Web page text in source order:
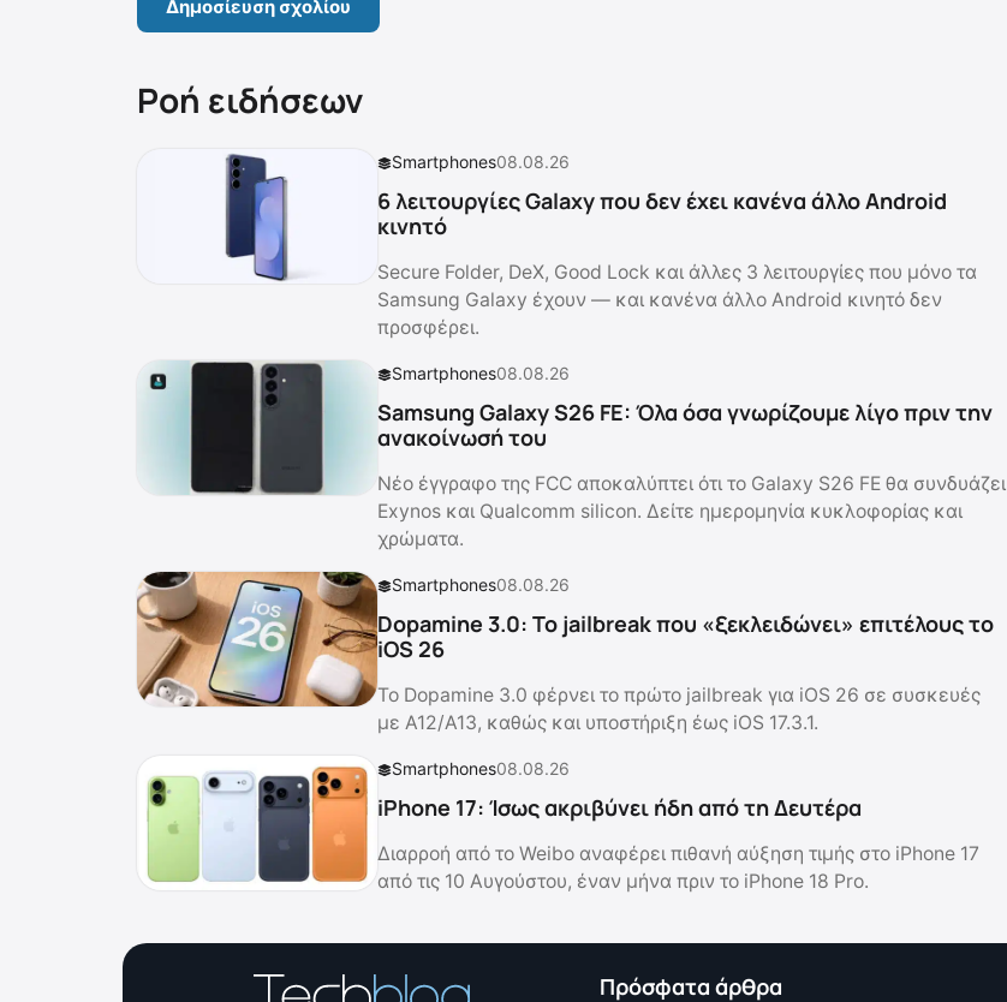
Ροή ειδήσεων
Smartphones08.08.26
6 λειτουργίες Galaxy που δεν έχει κανένα άλλο Android
κινητό
Secure Folder, DeX, Good Lock και άλλες 3 λειτουργίες που μόνο τα
Samsung Galaxy έχουν — και κανένα άλλο Android κινητό δεν
προσφέρει.
Smartphones08.08.26
Samsung Galaxy S26 FE: Όλα όσα γνωρίζουμε λίγο πριν την
ανακοίνωσή του
Νέο έγγραφο της FCC αποκαλύπτει ότι το Galaxy S26 FE θα συνδυάζει
Exynos και Qualcomm silicon. Δείτε ημερομηνία κυκλοφορίας και
χρώματα.
Smartphones08.08.26
Dopamine 3.0: Το jailbreak που «ξεκλειδώνει» επιτέλους το
iOS 26
Το Dopamine 3.0 φέρνει το πρώτο jailbreak για iOS 26 σε συσκευές
με A12/A13, καθώς και υποστήριξη έως iOS 17.3.1.
Smartphones08.08.26
iPhone 17: Ίσως ακριβύνει ήδη από τη Δευτέρα
Διαρροή από το Weibo αναφέρει πιθανή αύξηση τιμής στο iPhone 17
από τις 10 Αυγούστου, έναν μήνα πριν το iPhone 18 Pro.
Πρόσφατα άρθρα